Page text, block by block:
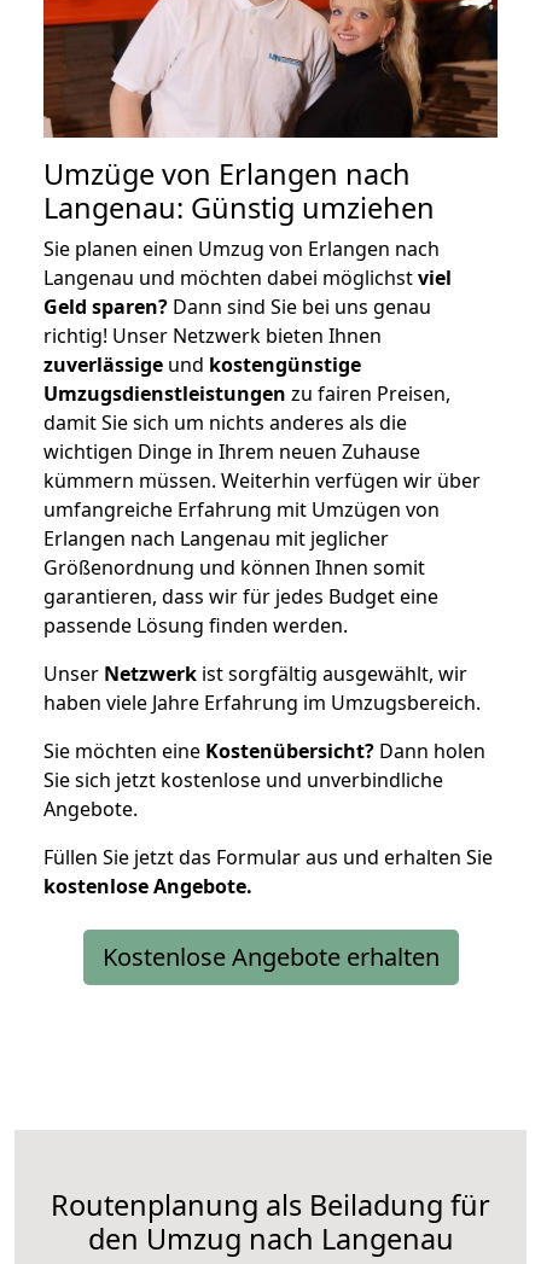
Umzüge von Erlangen nach
Langenau: Günstig umziehen
Sie planen einen Umzug von Erlangen nach
Langenau und möchten dabei möglichstviel
Geld sparen? Dann sind Sie bei uns genau
richtig! Unser Netzwerk bieten Ihnen
zuverlässige und kostengünstige
Umzugsdienstleistungen zu fairen Preisen,
damit Sie sich um nichts anderes als die
wichtigen Dinge in Ihrem neuen Zuhause
kümmern müssen. Weiterhin verfügen wir über
umfangreiche Erfahrung mit Umzügen von
Erlangen nach Langenau mit jeglicher
Größenordnung und können Ihnen somit
garantieren, dass wir für jedes Budget eine
passende Lösung finden werden.
Unser Netzwerk ist sorgfältig ausgewählt, wir
haben viele Jahre Erfahrung im Umzugsbereich.
Sie möchten eine Kostenübersicht? Dann holen
Sie sich jetzt kostenlose und unverbindliche
Angebote.
Füllen Sie jetzt das Formular aus und erhalten Sie
kostenloseAngebote.
Kostenlose Angebote erhalten
Routenplanung als Beiladung für
den Umzug nach Langenau